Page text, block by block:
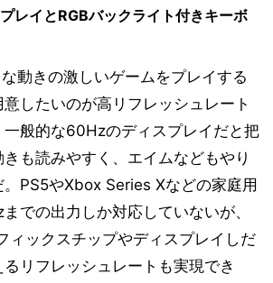
レイとRGBバックライト付きキーボ
動きの激しいゲームをプレイする
したいのが高リフレッシュレート
般的な60Hzのディスプレイだと把
も読みやすく、エイムなどもやり
PS5やXbox Series Xなどの家庭用
での出力しか対応していないが、
ィックスチップやディスプレイしだ
リフレッシュレートも実現でき